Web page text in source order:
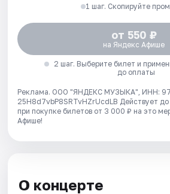
1 шаг. Скопируйте
от 550 ₽
на Яндекс Афише
2 шаг. Выберите билет и
до оплаты
Реклама. ООО "ЯНДЕКС МУЗЫКА", ИНН:
25H8d7vbP8SRTvHZrUcdLB Действует
при покупке билетов от 3 000 ₽ на это
Афише!
О концерте